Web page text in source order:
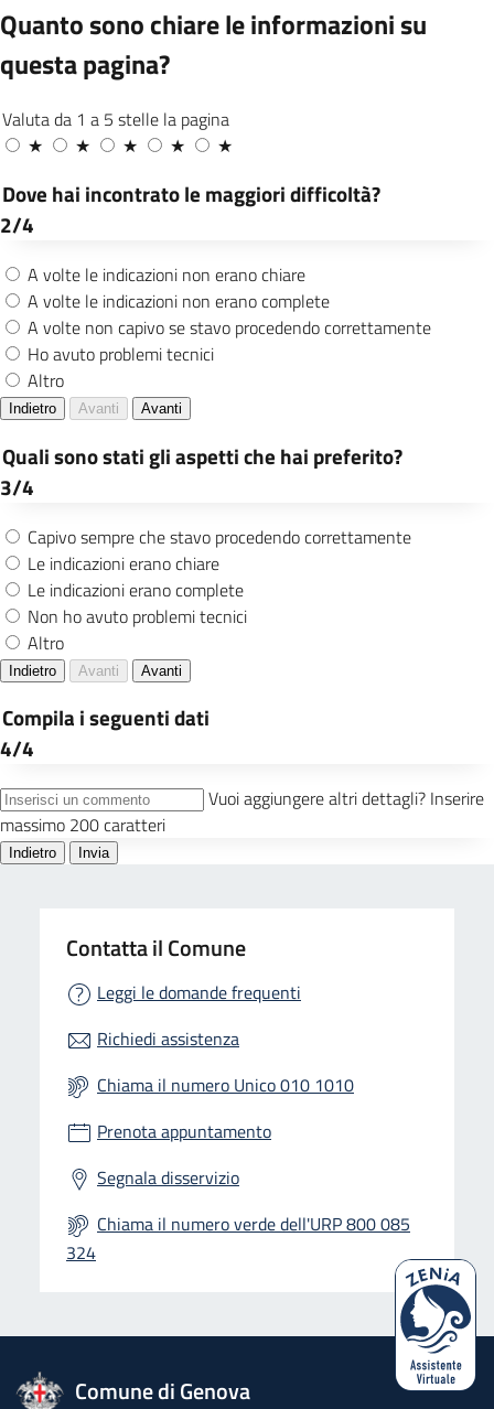
Segreteria del Reparto tramite l’indirizzo e-
mailplsanzioni@comune.genova.it
Contatta il Comune
Leggi le domande frequenti
Richiedi assistenza
Chiama il numero Unico 010 1010
Prenota appuntamento
Segnala disservizio
Chiama il numero verde dell'URP 800 085
324
logo Unione Europea
Comune di Genova